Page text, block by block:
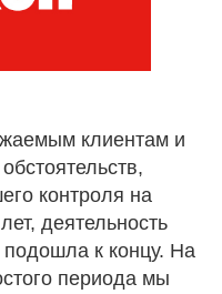
клиентам и
контроля на
деятельность
к концу. На
периода мы